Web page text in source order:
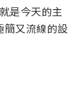
是今天的主
簡又流線的設